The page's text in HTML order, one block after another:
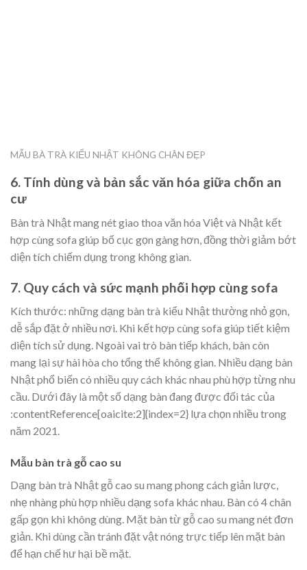
MẪU BÀ TRÀ KIỂU NHẬT KHÔNG CHÂN ĐẸP
6. Tính dùng và bản sắc văn hóa giữa chốn an
cư
Bàn trà Nhật mang nét giao thoa văn hóa Việt và Nhật kết
hợp cùng sofa giúp bố cục gọn gàng hơn, đồng thời giảm bớt
diện tích chiếm dụng trong không gian.
7. Quy cách và sức mạnh phối hợp cùng sofa
Kích thước: những dạng bàn trà kiểu Nhật thường nhỏ gọn,
dễ sắp đặt ở nhiều nơi. Khi kết hợp cùng sofa giúp tiết kiệm
diện tích sử dụng. Ngoài vai trò bàn tiếp khách, bàn còn
mang lại sự hài hòa cho tổng thể không gian. Nhiều dạng bàn
Nhật phổ biến có nhiều quy cách khác nhau phù hợp từng nhu
cầu. Dưới đây là một số dạng bàn đang được đối tác của
:contentReference[oaicite:2]{index=2} lựa chọn nhiều trong
năm 2021.
Mẫu bàn trà gỗ cao su
Dạng bàn trà Nhật gỗ cao su mang phong cách giản lược,
nhẹ nhàng phù hợp nhiều dạng sofa khác nhau. Bàn có 4 chân
gấp gọn khi không dùng. Mặt bàn từ gỗ cao su mang nét đơn
giản. Khi dùng cần tránh đặt vật nóng trực tiếp lên mặt bàn
để hạn chế hư hại bề mặt.